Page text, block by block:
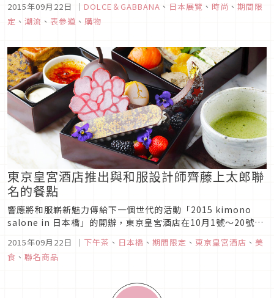
專賣店。為了探訪最新潮流而下山的Yeti，1月時到了米蘭，2月
來到了紐約，3月時則到了科羅拉多州的...
2015年09月22日 ｜ DOLCE＆GABBANA 、 日本展覽 、 時尚 、 期間限
定 、 潮流 、 表參道 、 購物
東京皇宮酒店推出與和服設計師齊藤上太郎聯
名的餐點
響應將和服嶄新魅力傳給下一個世代的活動「2015 kimono
salone in 日本橋」的開辦，東京皇宮酒店在10月1號～20號，
提供與代表日本的和服設計師齊藤上太郎的聯名餐點。這次推出
的餐點是以齊藤上太郎的品牌「JOTARO SAITO」的15-16AW
收藏主題“DARK FAIRYTALE”...
2015年09月22日 ｜ 下午茶 、 日本橋 、 期間限定 、 東京皇宮酒店 、 美
食 、 聯名商品